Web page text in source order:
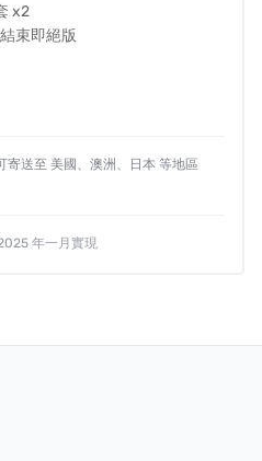
政府軍」或「台灣自衛
獲勝，也曾發生「促統會」
灣勝利時，戲劇性成為無間
開發中示意，成品將更加精
爾
北、中、南部外海登陸場，
強勢技能的「共軍精銳」，
x2
束即絕版
寄送至 美國、澳洲、日本 等地區
年一月實現